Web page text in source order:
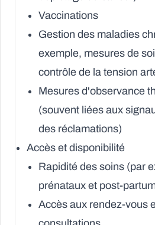
Vaccinations
Gestion des maladies
exemple, mesures de
contrôle de la tension
Mesures d'observance
(souvent liées aux
des réclamations)
Accès et disponibilité
Rapidité des soins (par
prénataux et post-
Accès aux rendez-vous